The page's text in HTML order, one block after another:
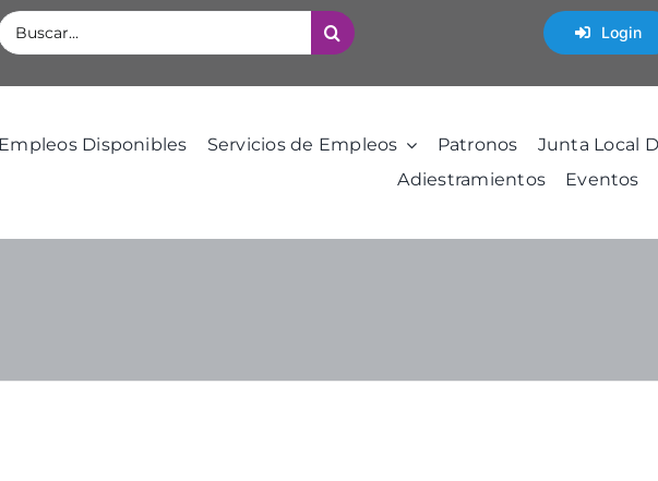
Login
Empleos Disponibles Servicios de Empleos Patronos
Junta Local
Adiestramientos
Eventos